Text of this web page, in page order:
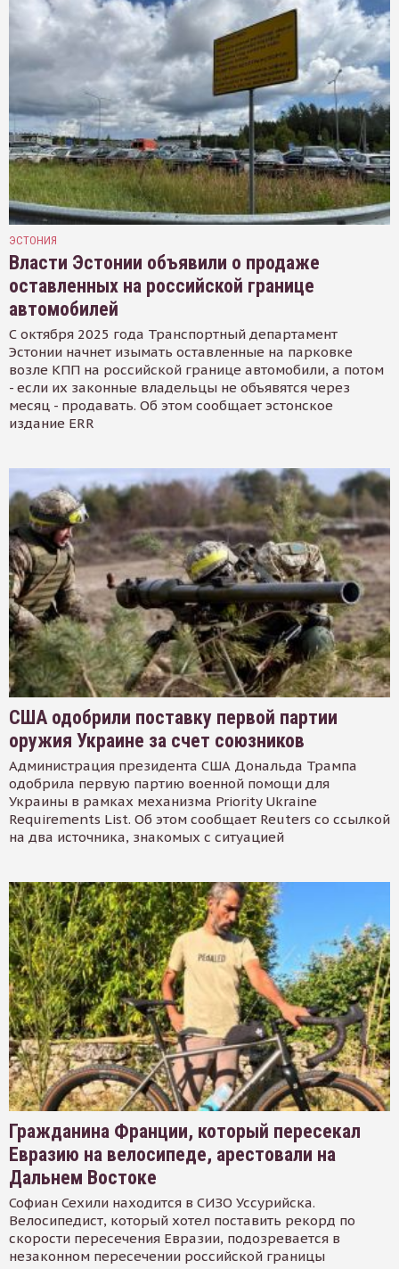
ЭСТОНИЯ
Власти Эстонии объявили о продаже
оставленных на российской границе
автомобилей
С октября 2025 года Транспортный департамент
Эстонии начнет изымать оставленные на парковке
возле КПП на российской границе автомобили, а потом
- если их законные владельцы не объявятся через
месяц - продавать. Об этом сообщает эстонское
издание ERR
США одобрили поставку первой партии
оружия Украине за счет союзников
Администрация президента США Дональда Трампа
одобрила первую партию военной помощи для
Украины в рамках механизма Priority Ukraine
Requirements List. Об этом сообщает Reuters со ссылкой
на два источника, знакомых с ситуацией
Гражданина Франции, который пересекал
Евразию на велосипеде, арестовали на
Дальнем Востоке
Софиан Сехили находится в СИЗО Уссурийска.
Велосипедист, который хотел поставить рекорд по
скорости пересечения Евразии, подозревается в
незаконном пересечении российской границы